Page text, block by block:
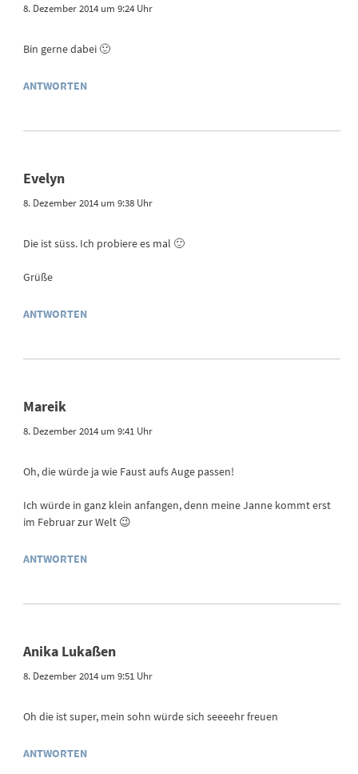
8. Dezember 2014 um 9:24 Uhr
Bin gerne dabei 🙂
ANTWORTEN
Evelyn
8. Dezember 2014 um 9:38 Uhr
Die ist süss. Ich probiere es mal 🙂
Grüße
ANTWORTEN
Mareik
8. Dezember 2014 um 9:41 Uhr
Oh, die würde ja wie Faust aufs Auge passen!
Ich würde in ganz klein anfangen, denn meine Janne kommt erst
im Februar zur Welt 😉
ANTWORTEN
Anika Lukaßen
8. Dezember 2014 um 9:51 Uhr
Oh die ist super, mein sohn würde sich seeeehr freuen
ANTWORTEN